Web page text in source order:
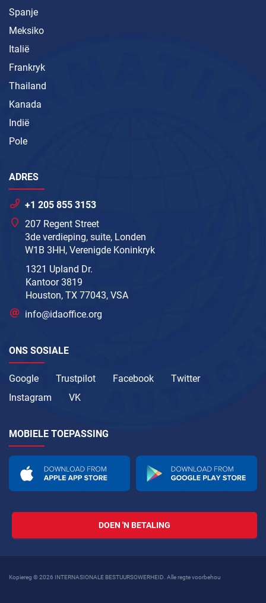
Spanje
Meksiko
Italië
Frankryk
Thailand
Kanada
Indië
Pole
ADRES
+1 205 855 3153
207 Regent Street
3de verdieping, suite, Londen
W1B 3HH, Verenigde Koninkryk
1321 Upland Dr.
Kantoor 3819
Houston, TX 77043, VSA
info@idaoffice.org
ONS SOSIALE
Google Trustpilot Facebook
Twitter
Instagram
VK
MOBIELE TOEPASSING
DOEN 'N BETALING
Kopiereg © 2026 INTERNASIONALE BESTUURSOWERHEID. Alle regte voorbehou